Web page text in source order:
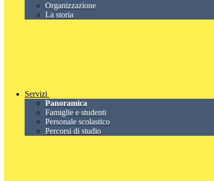
Organizzazione
La storia
Servizi
Panoramica
Famiglie e studenti
Personale scolastico
Percorsi di studio